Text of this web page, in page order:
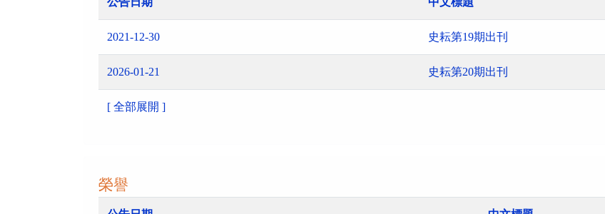
2021-12-30 史耘第19期出刊
2026-01-21 史耘第20期出刊
[ 全部展開 ]
榮譽